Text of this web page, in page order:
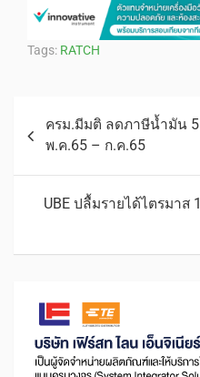
Tags: RATCH
ครม.มีมติ ลดภาษีน้ำมัน 5
พ.ค.65 – ก.ค.65
UBE ปลื้มรายได้ไตรมาส